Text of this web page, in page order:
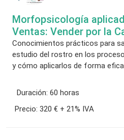
Morfopsicología
Ventas: Vender por la
Conocimientos prácticos para
estudio del rostro en los
y cómo aplicarlos de forma
Duración: 60 horas
Precio: 320 € + 21% IVA